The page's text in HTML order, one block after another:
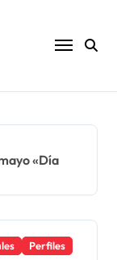
«Día
Perfiles